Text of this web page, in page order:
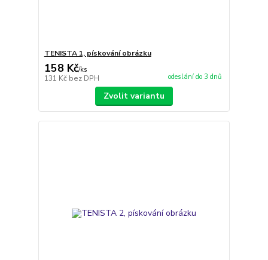
TENISTA 1, pískování obrázku
158 Kč/ks
131 Kč bez DPH odeslání do 3 dnů
Zvolit variantu